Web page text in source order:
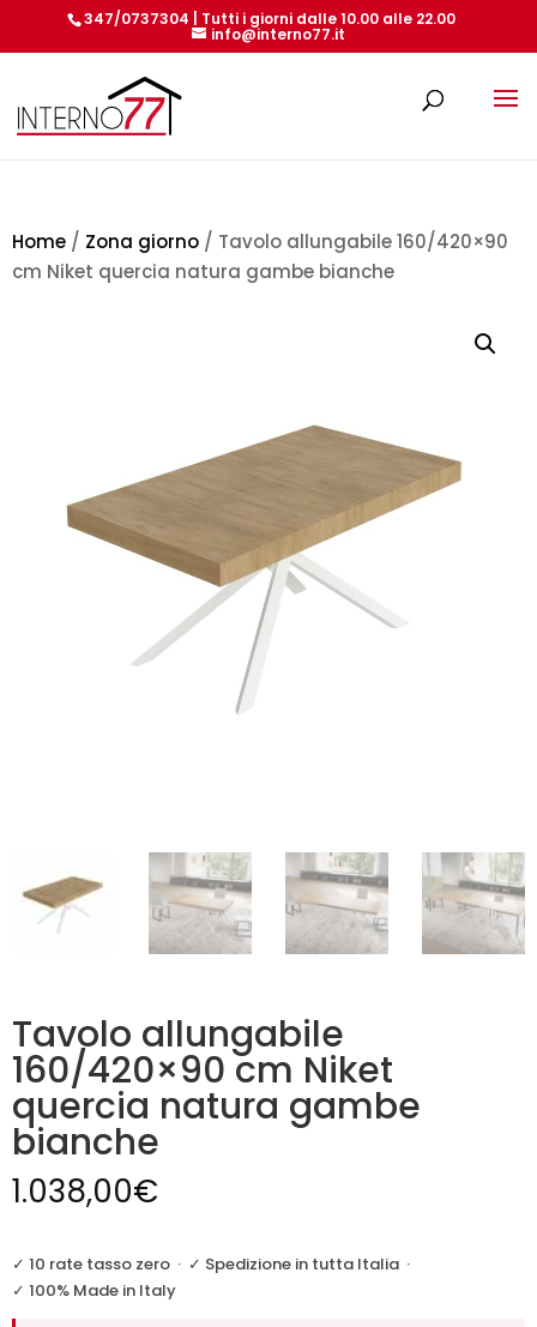
347/0737304 | Tutti i giorni dalle 10.00 alle 22.00
info@interno77.it
Home / Zona giorno / Tavolo allungabile 160/420×90
cm Niket quercia natura gambe bianche
Tavolo allungabile
160/420×90 cm Niket
quercia natura gambe
bianche
1.038,00€
✓ 10 rate tasso zero · ✓ Spedizione in tutta Italia ·
✓ 100% Made in Italy